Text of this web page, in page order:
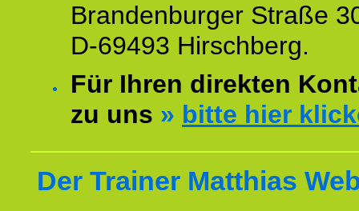
Brandenburger Straße
D-69493 Hirschberg.
Für Ihren direkten
zu uns » bitte hier
Der Trainer Matthias